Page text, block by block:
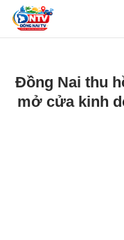
Đồng Nai thu
mở cửa kinh